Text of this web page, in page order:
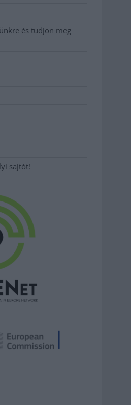
és tudjon meg
sajtót!